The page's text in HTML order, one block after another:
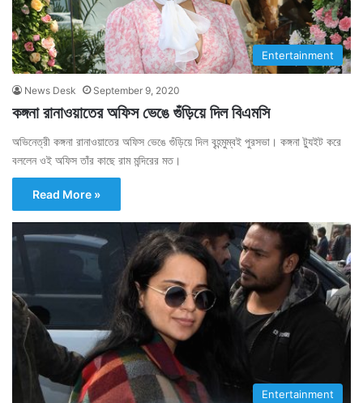
Entertainment
News Desk September 9, 2020
কঙ্গনা রানাওয়াতের অফিস ভেঙে গুঁড়িয়ে দিল বিএমসি
অভিনেত্রী কঙ্গনা রানাওয়াতের অফিস ভেঙে গুঁড়িয়ে দিল বৃহন্মুম্বই পুরসভা। কঙ্গনা ট্যুইট করে
বললেন ওই অফিস তাঁর কাছে রাম মন্দিরের মত।
Read More »
Entertainment